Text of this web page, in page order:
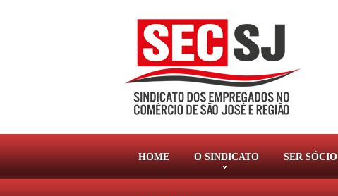
HOME O SINDICATO SER SÓCIO